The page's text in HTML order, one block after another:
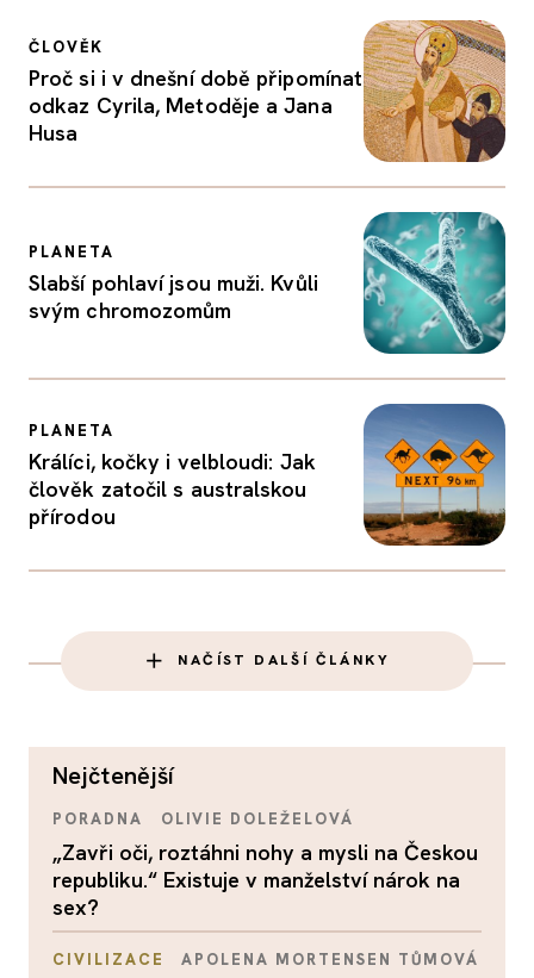
ČLOVĚK
Proč si i v dnešní době připomínat
odkaz Cyrila, Metoděje a Jana
Husa
PLANETA
Slabší pohlaví jsou muži. Kvůli
svým chromozomům
PLANETA
Králíci, kočky i velbloudi: Jak
člověk zatočil s australskou
přírodou
NAČÍST DALŠÍ ČLÁNKY
nejčtenější
PORADNA OLIVIE DOLEŽELOVÁ
„Zavři oči, roztáhni nohy a mysli na Českou
republiku.“ Existuje v manželství nárok na
sex?
CIVILIZACE APOLENA MORTENSEN TŮMOVÁ